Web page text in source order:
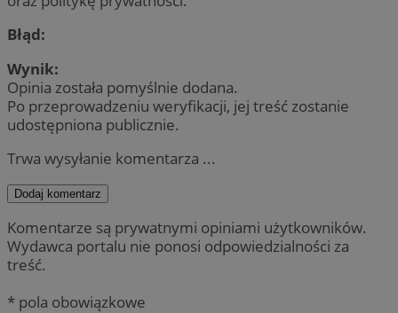
Błąd:
Wynik:
Opinia została pomyślnie dodana.
Po przeprowadzeniu weryfikacji, jej treść zostanie
udostępniona publicznie.
Trwa wysyłanie komentarza ...
Dodaj komentarz
Komentarze są prywatnymi opiniami użytkowników.
Wydawca portalu nie ponosi odpowiedzialności za
treść.
* pola obowiązkowe